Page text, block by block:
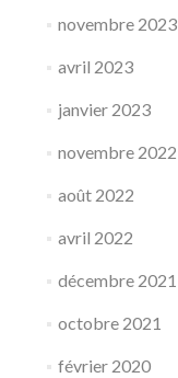
novembre 2023
avril 2023
janvier 2023
novembre 2022
août 2022
avril 2022
décembre 2021
octobre 2021
février 2020